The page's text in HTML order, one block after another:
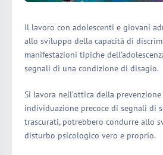
Il lavoro con adolescenti e giovani
allo sviluppo della capacità di
manifestazioni tipiche
segnali di una condizione di disagio.
Si lavora nell’ottica della prevenzione
individuazione precoce di segnali di
trascurati, potrebbero condurre allo
disturbo psicologico vero e proprio.